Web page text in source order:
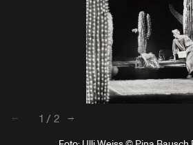
zurück1 /2